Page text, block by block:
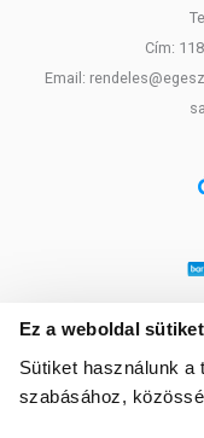
Ez a weboldal
Sütiket használunk
szabásához,
Cím:
Email: